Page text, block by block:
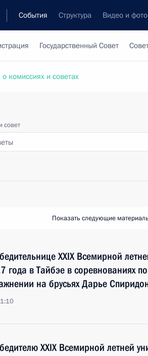
События Структура Видео и фото
Государственный Совет
комиссиях и советах
совет
Показать следующие
XXIX Всемирной
года в Тайбэе в соревнованиях
на брусьях Дарье
XXIX Всемирной летней